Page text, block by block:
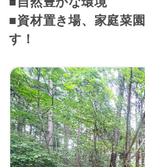
■資材置き場、家庭菜
す！